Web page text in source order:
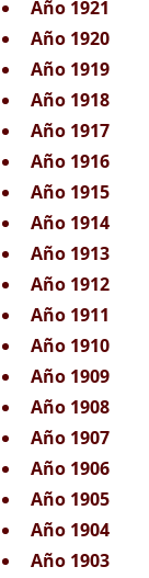
Año 1921
Año 1920
Año 1919
Año 1918
Año 1917
Año 1916
Año 1915
Año 1914
Año 1913
Año 1912
Año 1911
Año 1910
Año 1909
Año 1908
Año 1907
Año 1906
Año 1905
Año 1904
Año 1903